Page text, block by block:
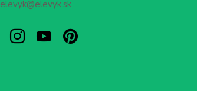
elevyk@elevyk.sk